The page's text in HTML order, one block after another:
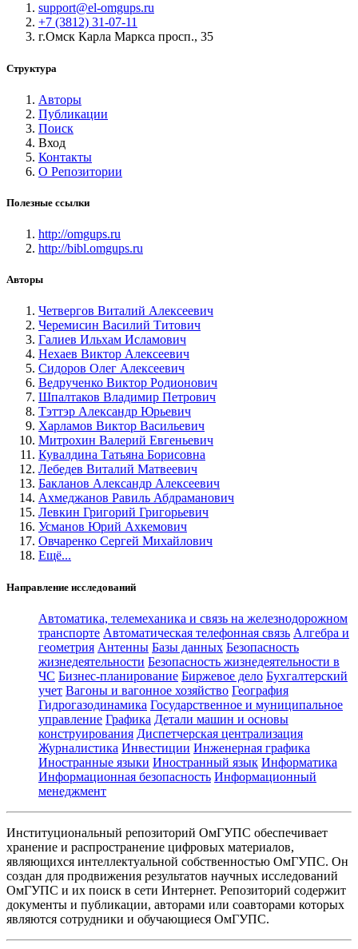
support@el-omgups.ru
+7 (3812) 31-07-11
г.Омск Карла Маркса просп., 35
Структура
Авторы
Публикации
Поиск
Вход
Контакты
О Репозитории
Полезные ссылки
http://omgups.ru
http://bibl.omgups.ru
Авторы
Четвергов Виталий Алексеевич
Черемисин Василий Титович
Галиев Ильхам Исламович
Нехаев Виктор Алексеевич
Сидоров Олег Алексеевич
Ведрученко Виктор Родионович
Шпалтаков Владимир Петрович
Тэттэр Александр Юрьевич
Харламов Виктор Васильевич
Митрохин Валерий Евгеньевич
Кувалдина Татьяна Борисовна
Лебедев Виталий Матвеевич
Бакланов Александр Алексеевич
Ахмеджанов Равиль Абдраманович
Левкин Григорий Григорьевич
Усманов Юрий Ахкемович
Овчаренко Сергей Михайлович
Ещё...
Направление исследований
Автоматика, телемеханика и связь на железнодорожном
транспорте Автоматическая телефонная связь Алгебра и
геометрия Антенны Базы данных Безопасность
жизнедеятельности Безопасность жизнедеятельности в
ЧС Бизнес-планирование Биржевое дело Бухгалтерский
учет Вагоны и вагонное хозяйство География
Гидрогазодинамика Государственное и муниципальное
управление Графика Детали машин и основы
конструирования Диспетчерская централизация
Журналистика Инвестиции Инженерная графика
Иностранные языки Иностранный язык Информатика
Информационная безопасность Информационный
менеджмент
Институциональный репозиторий ОмГУПС обеспечивает
хранение и распространение цифровых материалов,
являющихся интеллектуальной собственностью ОмГУПС. Он
создан для продвижения результатов научных исследований
ОмГУПС и их поиск в сети Интернет. Репозиторий содержит
документы и публикации, авторами или соавторами которых
являются сотрудники и обучающиеся ОмГУПС.